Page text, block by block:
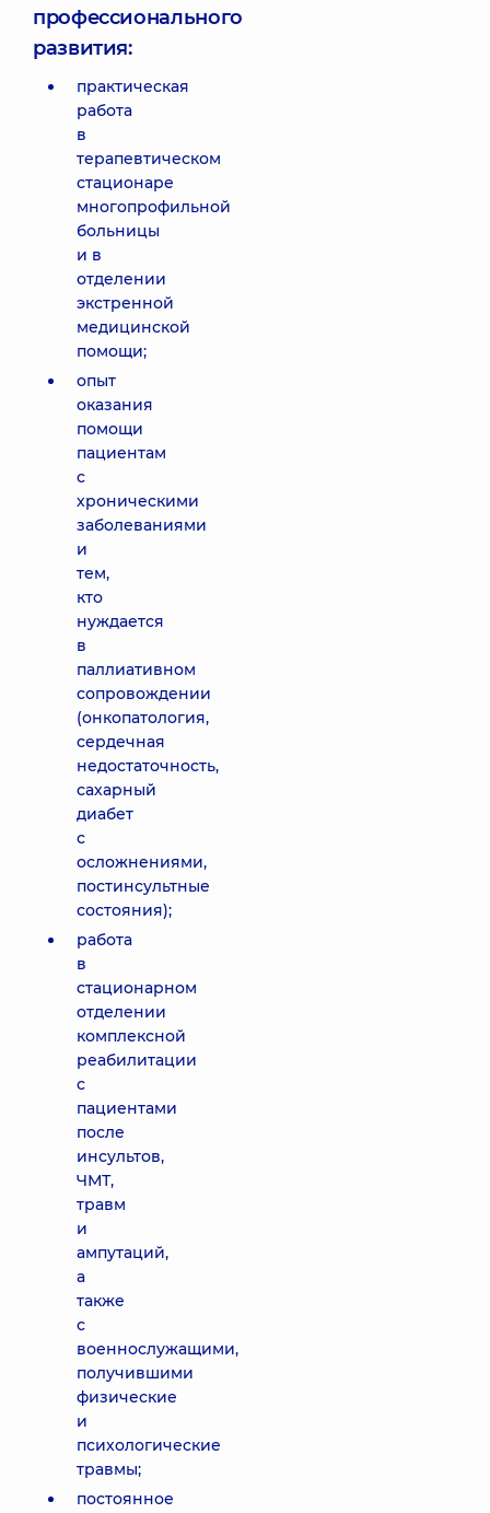
профессионального
развития:
практическая
работа
в
терапевтическом
стационаре
многопрофильной
больницы
и в
отделении
экстренной
медицинской
помощи;
опыт
оказания
помощи
пациентам
с
хроническими
заболеваниями
и
тем,
кто
нуждается
в
паллиативном
сопровождении
(онкопатология,
сердечная
недостаточность,
сахарный
диабет
с
осложнениями,
постинсультные
состояния);
работа
в
стационарном
отделении
комплексной
реабилитации
с
пациентами
после
инсультов,
ЧМТ,
травм
и
ампутаций,
а
также
с
военнослужащими,
получившими
физические
и
психологические
травмы;
постоянное